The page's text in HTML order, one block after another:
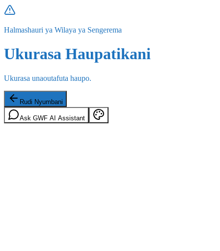
Halmashauri ya Wilaya ya Sengerema
Ukurasa Haupatikani
Ukurasa unaoutafuta haupo.
Rudi Nyumbani
Ask GWF AI Assistant